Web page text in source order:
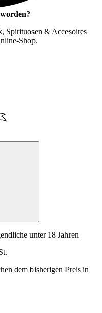
Spirituosen & Accesoires
Shop.
unter 18 Jahren
dem bisherigen Preis in